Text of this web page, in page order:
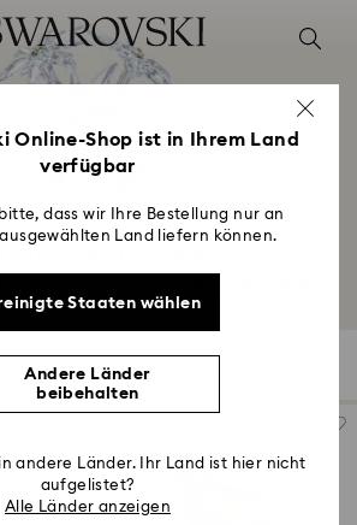
des SCS-Archivs
Filter
Filter
Online-Shop ist in Ihrem Land
verfügbar
dass wir Ihre Bestellung nur an
Land liefern können.
Staaten wählen
Andere Länder
beibehalten
andere Länder. Ihr Land ist hier nicht
aufgelistet?
Alle Länder anzeigen